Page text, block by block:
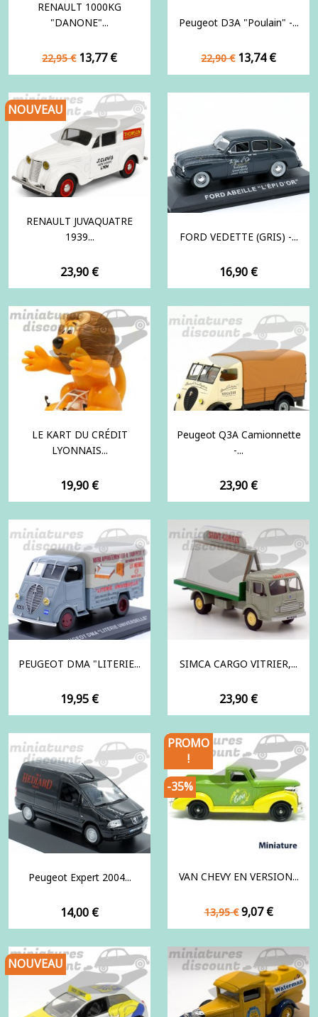
RENAULT 1000KG
"DANONE"...
Prix
de
22,95 € Prix
13,77 €
Peugeot D3A "Poulain" -...
Prix
de
22,90 € Prix
13,74 €
RENAULT JUVAQUATRE
1939...
Prix
23,90 €
NOUVEAU
FORD VEDETTE (GRIS) -...
Prix
16,90 €
LE KART DU CRÉDIT
LYONNAIS...
Prix
19,90 €
Peugeot Q3A Camionnette
-...
Prix
23,90 €
PEUGEOT DMA "LITERIE...
Prix
19,95 €
SIMCA CARGO VITRIER,...
Prix
23,90 €
Peugeot Expert 2004...
Prix
14,00 €
VAN CHEVY EN VERSION...
Prix
de
13,95 € Prix
9,07 €
PROMO
!
-35%
NOUVEAU